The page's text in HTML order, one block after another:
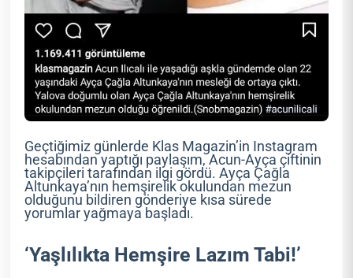
Geçtiğimiz günlerde Klas Magazin’in Instagram
hesabından yaptığı paylaşım, Acun-Ayça çiftinin
takipçileri tarafından ilgi gördü. Ayça Çağla
Altunkaya’nın hemşirelik okulundan mezun
olduğunu bildiren gönderiye kısa sürede
yorumlar yağmaya başladı.
‘Yaşlılıkta Hemşire Lazım Tabi!’